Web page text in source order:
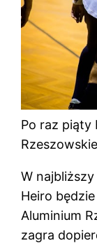
Po raz piąty
W najbliższy
Heiro
Aluminium
zagra